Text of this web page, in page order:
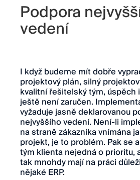
Podpora
vedení
I když budeme mít dobře
projektový plán, silný
kvalitní řešitelský tým,
ještě není zaručen.
vyžaduje jasně deklarovanou
nejvyššího vedení. Není-li
na straně zákazníka vnímána
projekt, je to problém. Pak se
tým klienta nejedná o prioritu,
tak mnohdy mají na práci
nějaké ERP.